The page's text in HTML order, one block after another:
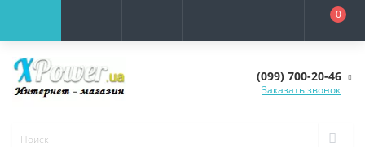
0
(099) 700-20-46
Заказать звонок